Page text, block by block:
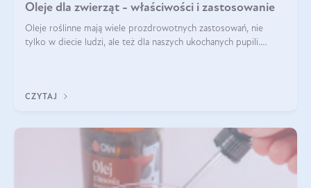
Oleje dla zwierząt - właściwości i zastosowanie
Oleje roślinne mają wiele prozdrowotnych zastosowań, nie
tylko w diecie ludzi, ale też dla naszych ukochanych pupili.
CZYTAJ